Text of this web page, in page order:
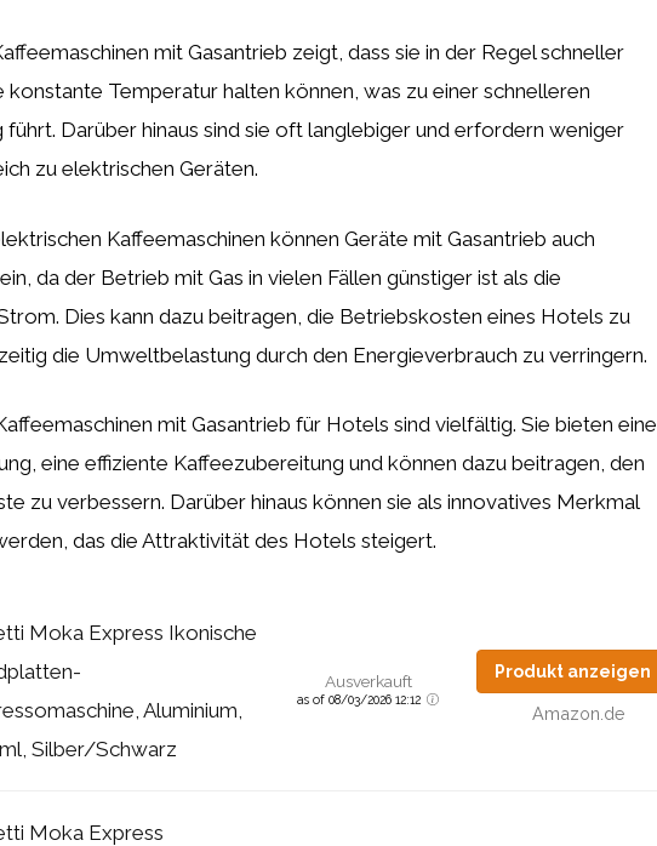
mit Gasantrieb zeigt, dass sie in der Regel schneller
konstante Temperatur halten können, was zu einer schnelleren
führt. Darüber hinaus sind sie oft langlebiger und erfordern weniger
zu elektrischen Geräten.
Kaffeemaschinen können Geräte mit Gasantrieb auch
da der Betrieb mit Gas in vielen Fällen günstiger ist als die
Dies kann dazu beitragen, die Betriebskosten eines Hotels zu
die Umweltbelastung durch den Energieverbrauch zu verringern.
mit Gasantrieb für Hotels sind vielfältig. Sie bieten eine
eine effiziente Kaffeezubereitung und können dazu beitragen, den
zu verbessern. Darüber hinaus können sie als innovatives Merkmal
das die Attraktivität des Hotels steigert.
Moka Express Ikonische
Aluminium,
Silber/Schwarz
Ausverkauft
as of 08/03/2026 12:12
Produkt anzeigen
Amazon.de
Moka Express